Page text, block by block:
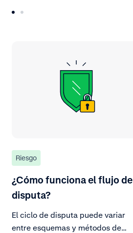
Riesgo
¿Cómo funciona el flujo de
disputa?
El ciclo de disputa puede variar
entre esquemas y métodos de